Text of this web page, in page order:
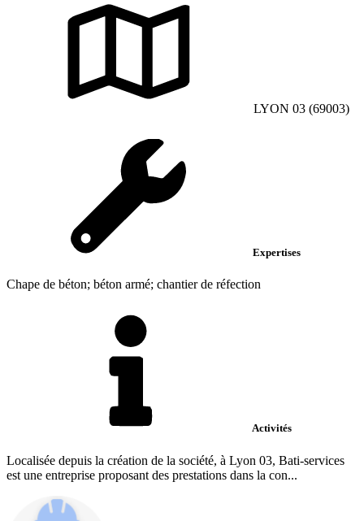
LYON 03 (69003)
Expertises
Chape de béton; béton armé; chantier de réfection
Activités
Localisée depuis la création de la société, à Lyon 03, Bati-services
est une entreprise proposant des prestations dans la con...